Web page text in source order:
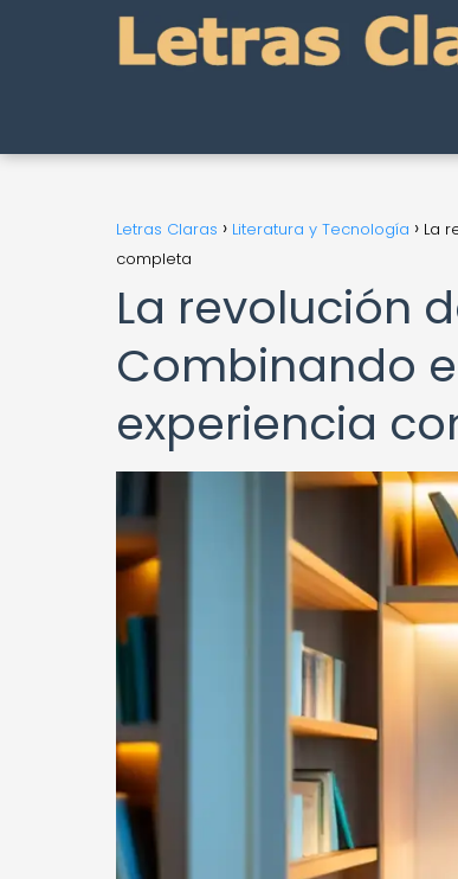
Letras Claras Literatura y Tecnología
La
completa
La revolución
Combinando
experiencia